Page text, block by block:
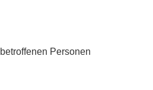
Personen